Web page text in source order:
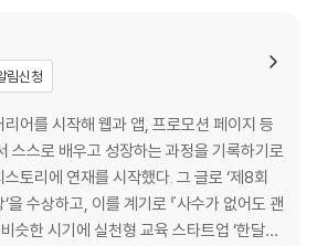
하기
게
: 자기 성장
림신청
어를 시작해 웹과 앱, 프로모션 페이지 등
스스로 배우고 성장하는 과정을 기록하기로
토리에 연재를 시작했다. 그 글로 ‘제8회
을 수상하고, 이를 계기로 『사수가 없어도 괜
슷한 시기에 실천형 교육 스타트업 ‘한달어